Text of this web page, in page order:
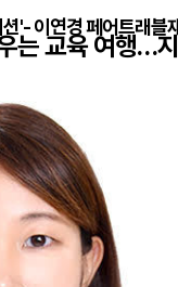
'- 이연경 페어트래블
는 교육 여행…